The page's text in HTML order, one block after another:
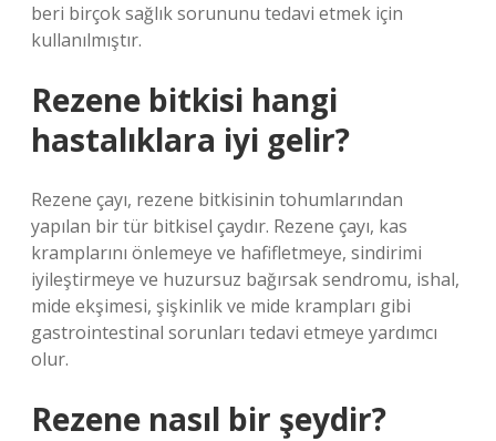
beri birçok sağlık sorununu tedavi etmek için
kullanılmıştır.
Rezene bitkisi hangi
hastalıklara iyi gelir?
Rezene çayı, rezene bitkisinin tohumlarından
yapılan bir tür bitkisel çaydır. Rezene çayı, kas
kramplarını önlemeye ve hafifletmeye, sindirimi
iyileştirmeye ve huzursuz bağırsak sendromu, ishal,
mide ekşimesi, şişkinlik ve mide krampları gibi
gastrointestinal sorunları tedavi etmeye yardımcı
olur.
Rezene nasıl bir şeydir?